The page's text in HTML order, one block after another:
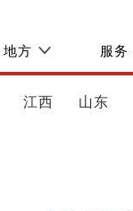
地方 服务
江西 山东